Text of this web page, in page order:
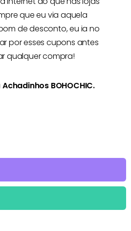
que eu via aquela
de desconto, eu ia no
por esses cupons antes
qualquer compra!
Achadinhos BOHOCHIC.